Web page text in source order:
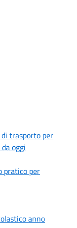
trasporto per
oggi
pratico per
anno